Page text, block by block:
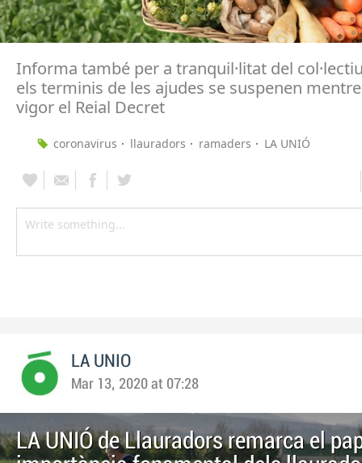
Informa també per a tranquil·litat del
els terminis de les ajudes se suspenen
vigor el Reial Decret
coronavirus llauradors ramaders LA UNIÓ
LA UNIO
Mar 13, 2020 at 07:28
LA UNIÓ de Llauradors remarca el